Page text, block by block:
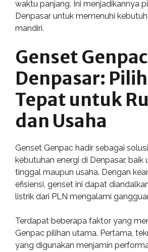
waktu panjang. Ini menjadikannya
Denpasar untuk memenuhi
mandiri.
Genset Genpac
Denpasar:
Tepat untuk
dan Usaha
Genset Genpac hadir sebagai
kebutuhan energi di Denpasar, baik
tinggal maupun usaha. Dengan
efisiensi, genset ini dapat
listrik dari PLN mengalami
Terdapat beberapa faktor yang
Genpac pilihan utama. Pertama,
yang digunakan menjamin